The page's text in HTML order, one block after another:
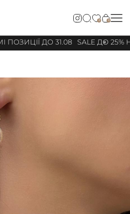
0 0
ПОЗИЦІЇ ДО 31.08 SALE ДО 25%